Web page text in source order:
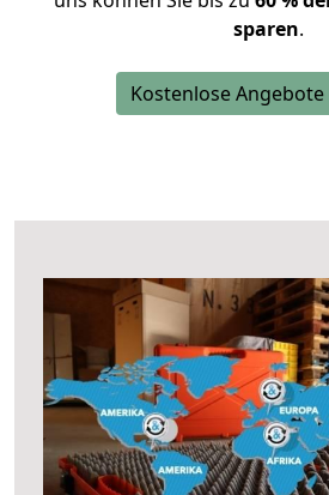
sparen.
Kostenlose